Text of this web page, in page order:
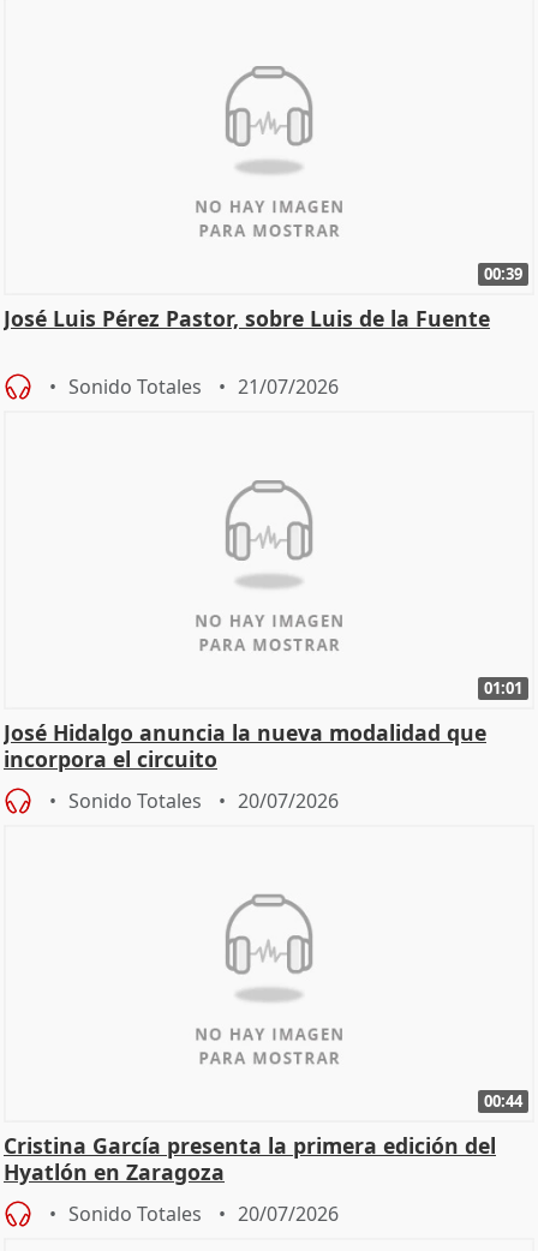
00:39
José Luis Pérez Pastor, sobre Luis de la Fuente
Sonido Totales 21/07/2026
01:01
José Hidalgo anuncia la nueva modalidad que
incorpora el circuito
Sonido Totales 20/07/2026
00:44
Cristina García presenta la primera edición del
Hyatlón en Zaragoza
Sonido Totales 20/07/2026